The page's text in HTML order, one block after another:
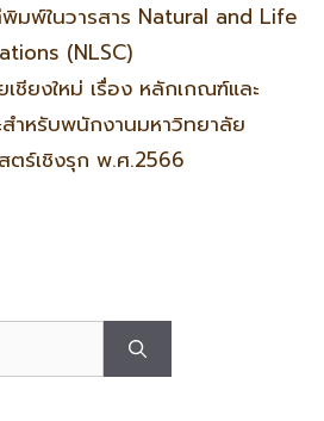
พ์ในวารสาร Natural and Life
(NLSC)
ชียงใหม่ เรื่อง หลักเกณฑ์และ
ำหรับพนักงานมหาวิทยาลัย
ร์เชิงรุก พ.ศ.2566